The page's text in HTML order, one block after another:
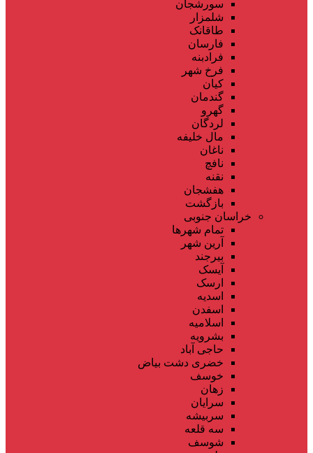
سورشجان
شلمزار
طاقانک
فارسان
فرادبنه
فرخ شهر
کیان
گندمان
گهرو
لردگان
مال خلیفه
ناغان
نافچ
نقنه
هفشجان
بازگشت
خراسان جنوبی
تمام شهر‌ها
آرین شهر
بیرجند
آیسک
ارسک
اسدیه
اسفدن
اسلامیه
بشرویه
حاجی آباد
خضری دشت بیاض
خوسف
زهان
سرایان
سربیشه
سه قلعه
شوسف